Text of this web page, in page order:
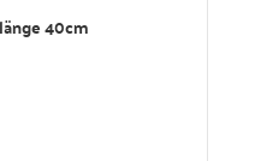
40cm